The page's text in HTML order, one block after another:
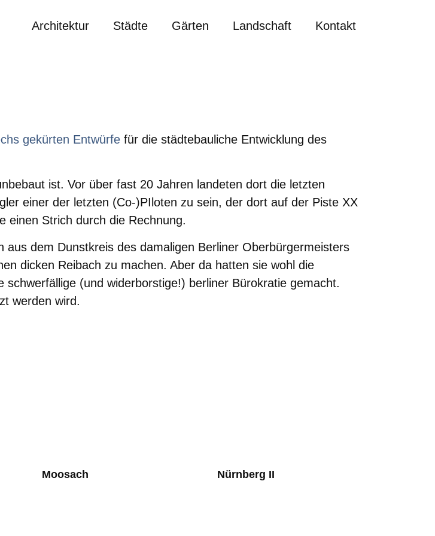
Architektur Städte Gärten Landschaft Kontakt
gekürten Entwürfe für die städtebauliche Entwicklung des
ist. Vor über fast 20 Jahren landeten dort die letzten
einer der letzten (Co-)PIloten zu sein, der dort auf der Piste XX
einen Strich durch die Rechnung.
dem Dunstkreis des damaligen Berliner Oberbürgermeisters
dicken Reibach zu machen. Aber da hatten sie wohl die
(und widerborstige!) berliner Bürokratie gemacht.
werden wird.
Moosach Nürnberg II